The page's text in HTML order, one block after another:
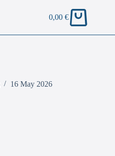
0,00€
16 May 2026